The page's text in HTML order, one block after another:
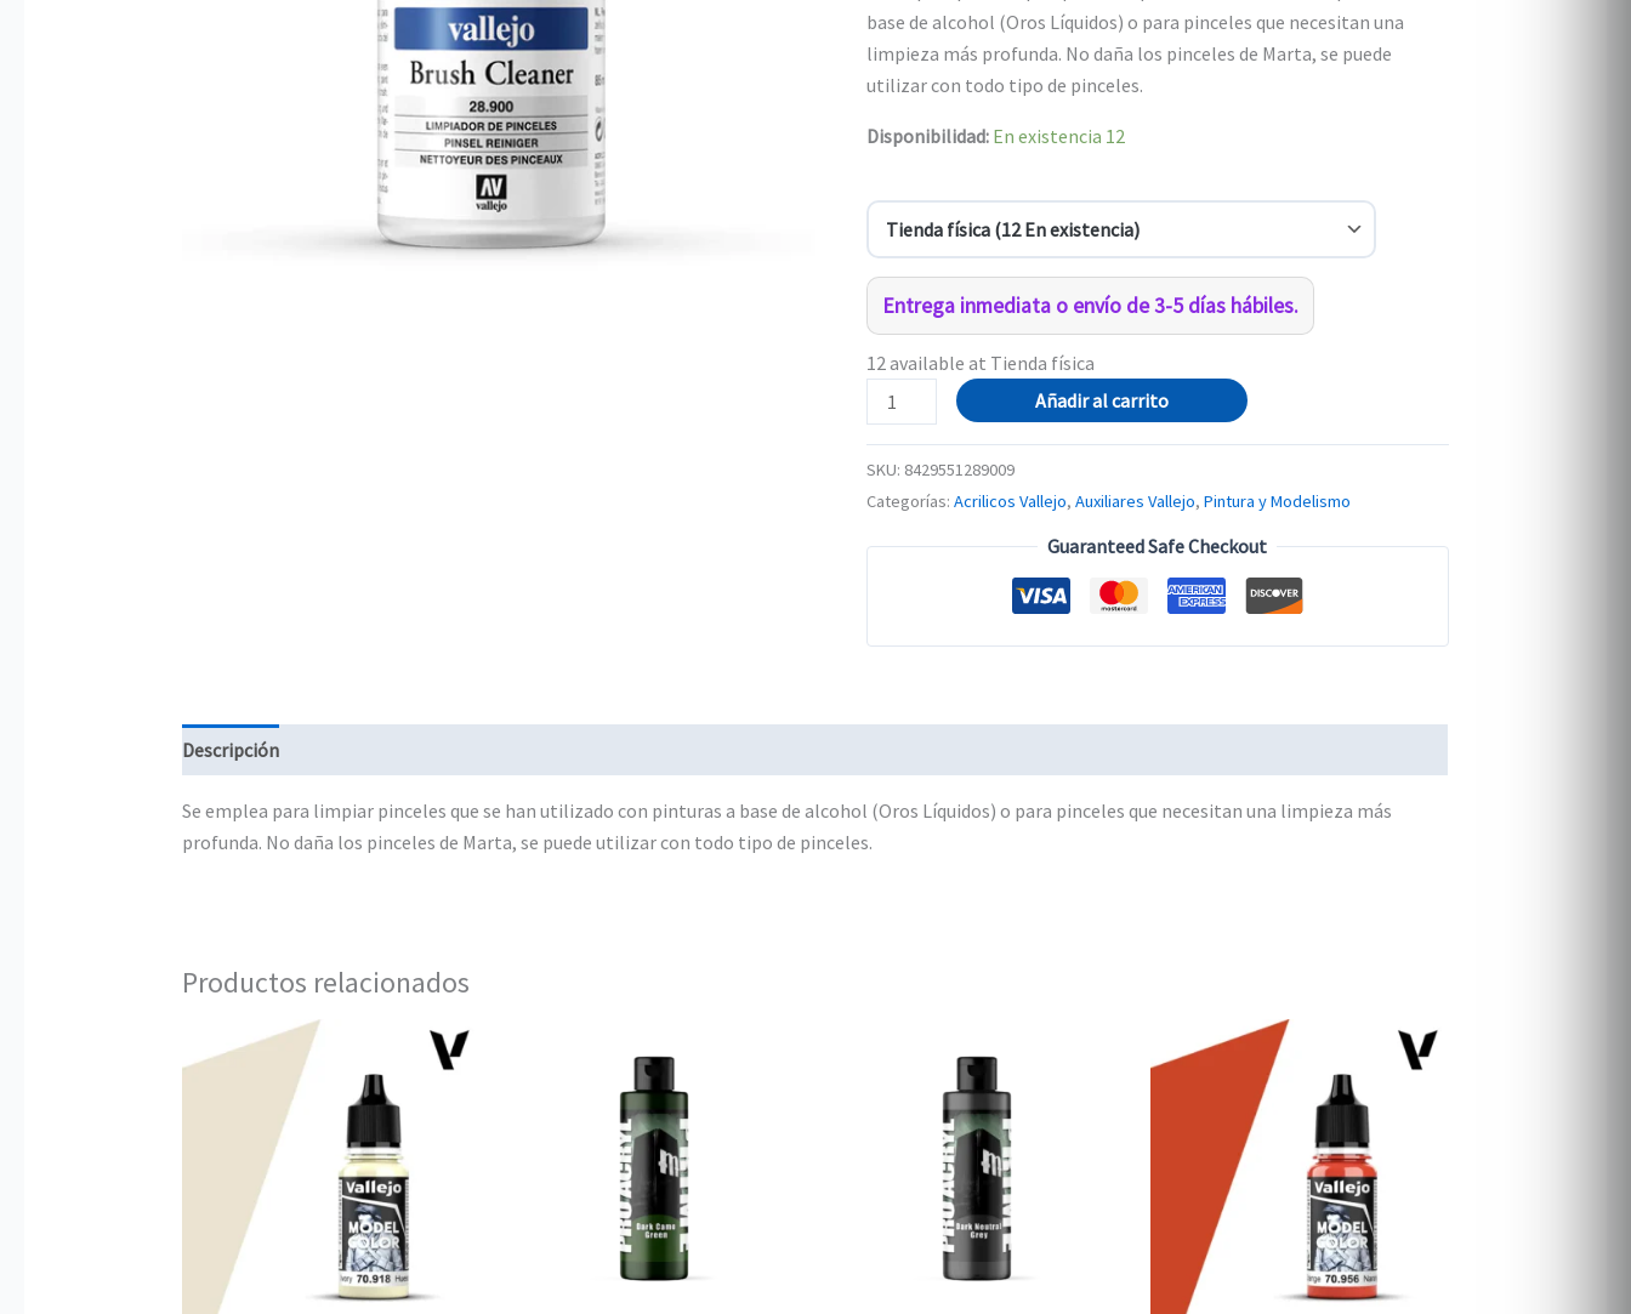
base de alcohol (Oros Líquidos) o para pinceles que necesitan una
limpieza más profunda. No daña los pinceles de Marta, se puede
utilizar con todo tipo de pinceles.
Disponibilidad: En existencia 12
Entrega inmediata o envío de 3-5 días hábiles.
12 available at Tienda física
28.900
Brush
cantidad
Añadir al carrito
SKU: 8429551289009
Categorías: Acrilicos Vallejo, Auxiliares Vallejo, Pintura y Modelismo
Guaranteed Safe Checkout
Descripción
Se emplea para limpiar pinceles que se han utilizado con pinturas a base de alcohol (Oros Líquidos) o para pinceles que necesitan una limpieza más
profunda. No daña los pinceles de Marta, se puede utilizar con todo tipo de pinceles.
Productos relacionados